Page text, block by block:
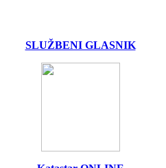
SLUŽBENI GLASNIK